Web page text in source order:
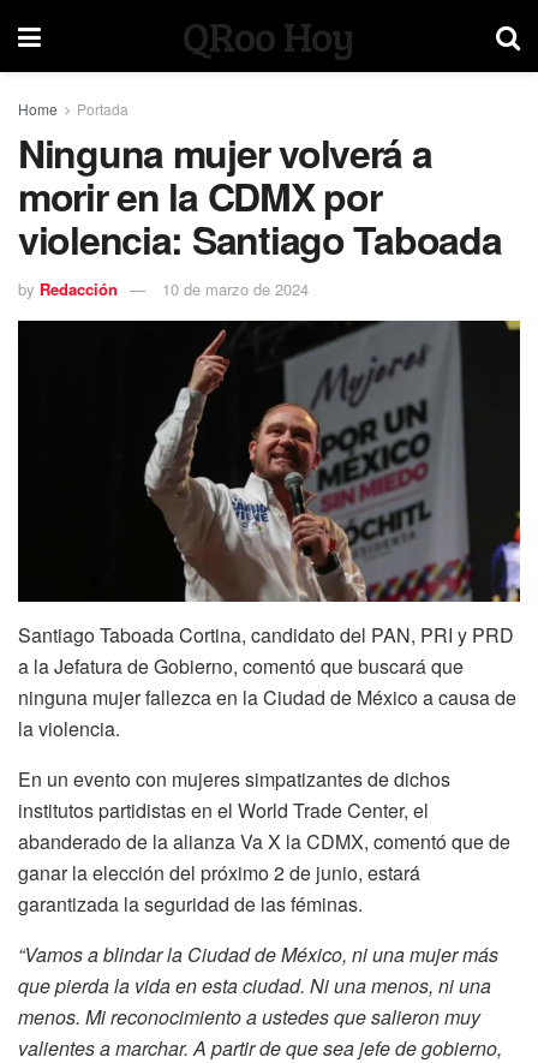
QRoo Hoy
Home Portada
Ninguna mujer volverá a
morir en la CDMX por
violencia: Santiago Taboada
by Redacción 10 de marzo de 2024
Santiago Taboada Cortina, candidato del PAN, PRI y PRD
a la Jefatura de Gobierno, comentó que buscará que
ninguna mujer fallezca en la Ciudad de México a causa de
la violencia.
En un evento con mujeres simpatizantes de dichos
institutos partidistas en el World Trade Center, el
abanderado de la alianza Va X la CDMX, comentó que de
ganar la elección del próximo 2 de junio, estará
garantizada la seguridad de las féminas.
“Vamos a blindar la Ciudad de México, ni una mujer más
que pierda la vida en esta ciudad. Ni una menos, ni una
menos. Mi reconocimiento a ustedes que salieron muy
valientes a marchar. A partir de que sea jefe de gobierno,